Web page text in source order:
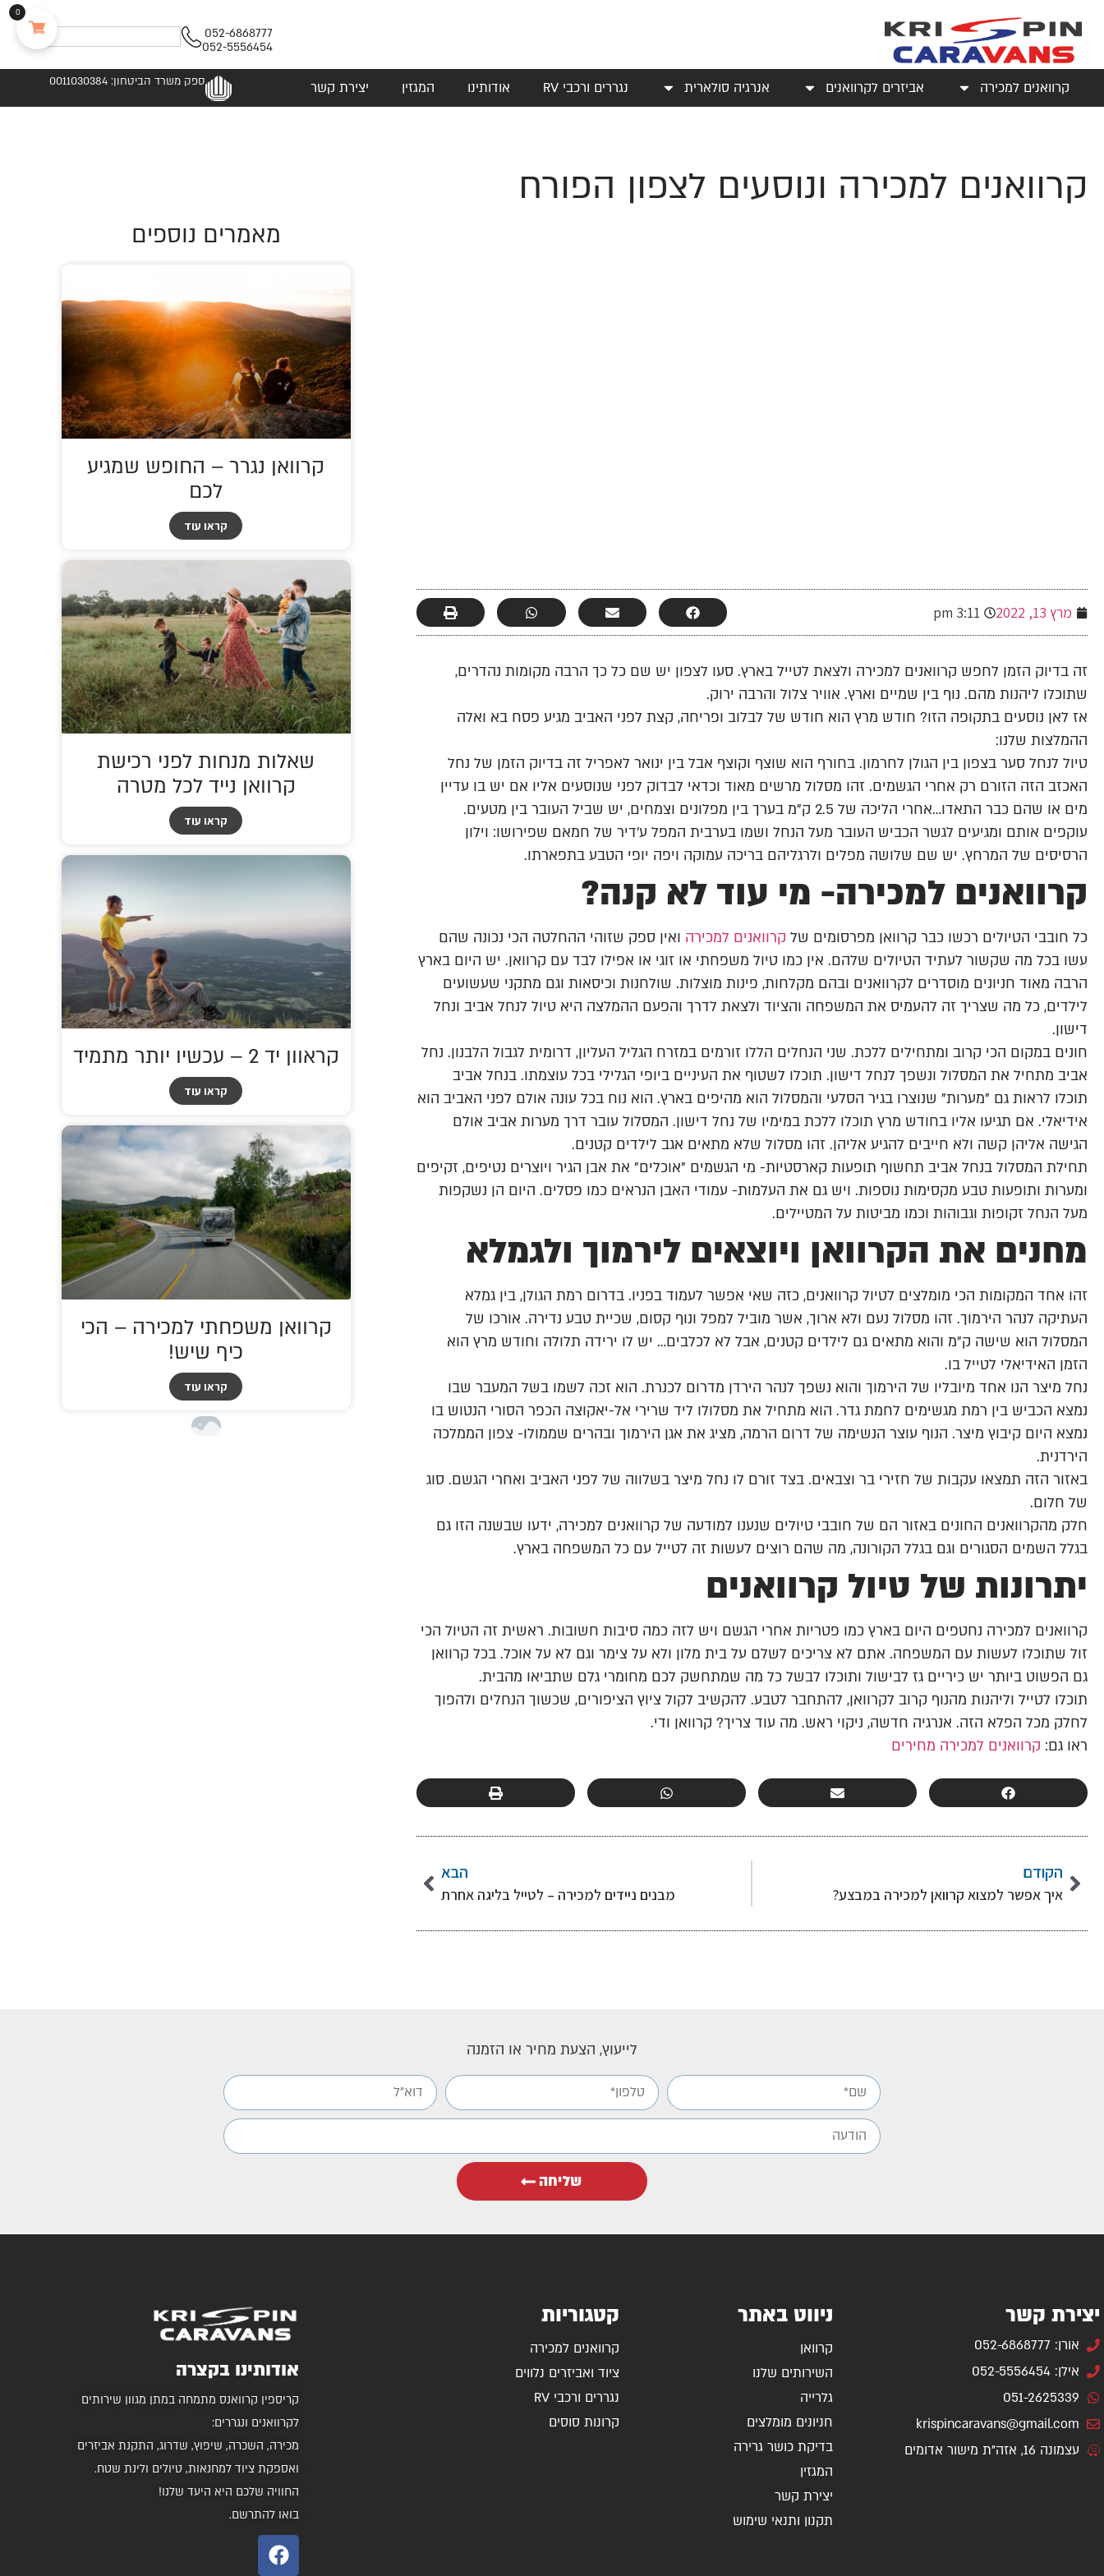
052-6868777
052-5556454
קרוואנים למכירה אביזרים לקרוואנים אנרגיה סולארית נגררים ורכבי RV אודותינו המגזין יצירת קשר ספק משרד הביטחון: 0011030384
קרוואנים למכירה ונוסעים לצפון הפורח
מרץ 13, 2022 3:11 pm
זה בדיוק הזמן לחפש קרוואנים למכירה ולצאת לטייל בארץ. סעו לצפון יש שם כל כך הרבה מקומות נהדרים,
שתוכלו ליהנות מהם. נוף בין שמיים וארץ. אוויר צלול והרבה ירוק.
אז לאן נוסעים בתקופה הזו? חודש מרץ הוא חודש של לבלוב ופריחה, קצת לפני האביב מגיע פסח בא ואלה
ההמלצות שלנו:
טיול לנחל סער בצפון בין הגולן לחרמון. בחורף הוא שוצף וקוצף אבל בין ינואר לאפריל זה בדיוק הזמן של נחל
האכזב הזה הזורם רק אחרי הגשמים. זהו מסלול מרשים מאוד וכדאי לבדוק לפני שנוסעים אליו אם יש בו עדיין
מים או שהם כבר התאדו…אחרי הליכה של 2.5 ק"מ בערך בין מפלונים וצמחים, יש שביל העובר בין מטעים.
עוקפים אותם ומגיעים לגשר הכביש העובר מעל הנחל ושמו בערבית המפל ע'דיר של חמאם שפירושו: וילון
הרסיסים של המרחץ. יש שם שלושה מפלים ולרגליהם בריכה עמוקה ויפה יופי הטבע בתפארתו.
קרוואנים למכירה- מי עוד לא קנה?
כל חובבי הטיולים רכשו כבר קרוואן מפרסומים של קרוואנים למכירה ואין ספק שזוהי ההחלטה הכי נכונה שהם
עשו בכל מה שקשור לעתיד הטיולים שלהם. אין כמו טיול משפחתי או זוגי או אפילו לבד עם קרוואן. יש היום בארץ
הרבה מאוד חניונים מוסדרים לקרוואנים ובהם מקלחות, פינות מוצלות. שולחנות וכיסאות וגם מתקני שעשועים
לילדים, כל מה שצריך זה להעמיס את המשפחה והציוד ולצאת לדרך והפעם ההמלצה היא טיול לנחל אביב ונחל
דישון.
חונים במקום הכי קרוב ומתחילים ללכת. שני הנחלים הללו זורמים במזרח הגליל העליון, דרומית לגבול הלבנון. נחל
אביב מתחיל את המסלול ונשפך לנחל דישון. תוכלו לשטוף את העיניים ביופי הגלילי בכל עוצמתו. בנחל אביב
תוכלו לראות גם "מערות" שנוצרו בגיר הסלעי והמסלול הוא מהיפים בארץ. הוא נוח בכל עונה אולם לפני האביב הוא
אידיאלי. אם תגיעו אליו בחודש מרץ תוכלו ללכת במימיו של נחל דישון. המסלול עובר דרך מערות אביב אולם
הגישה אליהן קשה ולא חייבים להגיע אליהן. זהו מסלול שלא מתאים אגב לילדים קטנים.
תחילת המסלול בנחל אביב תחשוף תופעות קארסטיות- מי הגשמים "אוכלים" את אבן הגיר ויוצרים נטיפים, זקיפים
ומערות ותופעות טבע מקסימות נוספות. ויש גם את העלמות- עמודי האבן הנראים כמו פסלים. היום הן נשקפות
מעל הנחל זקופות וגבוהות וכמו מביטות על המטיילים.
מחנים את הקרוואן ויוצאים לירמוך ולגמלא
זהו אחד המקומות הכי מומלצים לטיול קרוואנים, כזה שאי אפשר לעמוד בפניו. בדרום רמת הגולן, בין גמלא
העתיקה לנהר הירמוך. זהו מסלול נעם ולא ארוך, אשר מוביל למפל ונוף קסום, שכיית טבע נדירה. אורכו של
המסלול הוא שישה ק"מ והוא מתאים גם לילדים קטנים, אבל לא לכלבים… יש לו ירידה תלולה וחודש מרץ הוא
הזמן האידיאלי לטייל בו.
נחל מיצר הנו אחד מיובליו של הירמוך והוא נשפך לנהר הירדן מדרום לכנרת. הוא זכה לשמו בשל המעבר שבו
נמצא הכביש בין רמת מגשימים לחמת גדר. הוא מתחיל את מסלולו ליד שרירי אל-יאקוצה הכפר הסורי הנטוש בו
נמצא היום קיבוץ מיצר. הנוף עוצר הנשימה של דרום הרמה, מציג את אגן הירמוך ובהרים שממולו- צפון הממלכה
הירדנית.
באזור הזה תמצאו עקבות של חזירי בר וצבאים. בצד זורם לו נחל מיצר בשלווה של לפני האביב ואחרי הגשם. סוג
של חלום.
חלק מהקרוואנים החונים באזור הם של חובבי טיולים שנענו למודעה של קרוואנים למכירה, ידעו שבשנה הזו גם
בגלל השמים הסגורים וגם בגלל הקורונה, מה שהם רוצים לעשות זה לטייל עם כל המשפחה בארץ.
יתרונות של טיול קרוואנים
קרוואנים למכירה נחטפים היום בארץ כמו פטריות אחרי הגשם ויש לזה כמה סיבות חשובות. ראשית זה הטיול הכי
זול שתוכלו לעשות עם המשפחה. אתם לא צריכים לשלם על בית מלון ולא על צימר וגם לא על אוכל. בכל קרוואן
גם הפשוט ביותר יש כיריים גז לבישול ותוכלו לבשל כל מה שמתחשק לכם מחומרי גלם שתביאו מהבית.
תוכלו לטייל וליהנות מהנוף קרוב לקרוואן, להתחבר לטבע. להקשיב לקול ציוץ הציפורים, שכשוך הנחלים ולהפוך
לחלק מכל הפלא הזה. אנרגיה חדשה, ניקוי ראש. מה עוד צריך? קרוואן ודי.
ראו גם: קרוואנים למכירה מחירים
הקודם
איך אפשר למצוא קרוואן למכירה במבצע?
הבא
מבנים ניידים למכירה – לטייל בליגה אחרת
מאמרים נוספים
קרוואן נגרר – החופש שמגיע
לכם
קראו עוד
שאלות מנחות לפני רכישת
קרוואן נייד לכל מטרה
קראו עוד
קראוון יד 2 – עכשיו יותר מתמיד
קראו עוד
קרוואן משפחתי למכירה – הכי
כיף שיש!
קראו עוד
לייעוץ, הצעת מחיר או הזמנה
שליחה
יצירת קשר
אורן: 052-6868777
אילן: 052-5556454
051-2625339
krispincaravans@gmail.com
עצמונה 16, אזה"ת מישור אדומים
ניווט באתר
קרוואן
השירותים שלנו
גלרייה
חניונים מומלצים
בדיקת כושר גרירה
המגזין
יצירת קשר
תקנון ותנאי שימוש
קטגוריות
קרוואנים למכירה
ציוד ואביזרים נלווים
נגררים ורכבי RV
קרונות סוסים
אודותינו בקצרה
קריספין קרוואנס מתמחה במתן מגוון שירותים
לקרוואנים ונגררים:
מכירה, השכרה, שיפוץ, שדרוג, התקנת אביזרים
ואספקת ציוד למחנאות, טיולים ולינת שטח.
החוויה שלכם היא היעד שלנו!
בואו להתרשם.
0